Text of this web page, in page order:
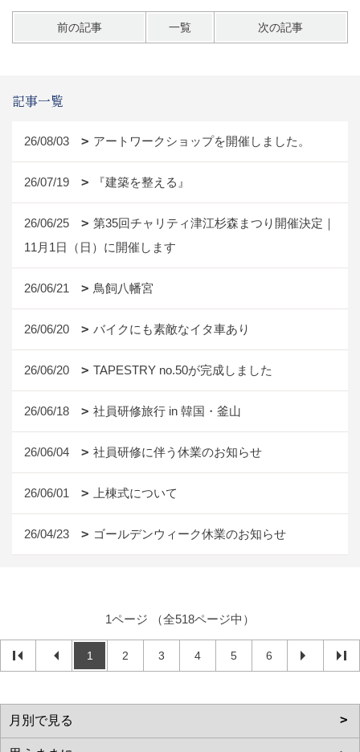
前の記事 一覧 次の記事
記事一覧
26/08/03 アートワークショップを開催しました。
26/07/19 『建築を整える』
26/06/25
第35回チャリティ津江杉森まつり開催決定｜
11月1日（日）に開催します
26/06/21 鳥飼八幡宮
26/06/20 バイクにも素敵なイタ車あり
26/06/20 TAPESTRY no.50が完成しました
26/06/18 社員研修旅行 in 韓国・釜山
26/06/04 社員研修に伴う休業のお知らせ
26/06/01 上棟式について
26/04/23 ゴールデンウィーク休業のお知らせ
1ページ （全518ページ中）
1 2 3 4 5 6